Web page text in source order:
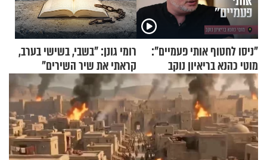
"ניסו לחטוף אותי פעמיים":
מוטי כהנא בריאיון נוקב
רומי גונן: "בשבי, בשישי בערב,
קראתי את שיר השירים"